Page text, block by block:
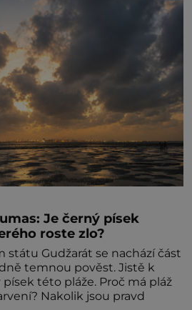
Je černý písek
roste zlo?
státu Gudžarát se nachází část
temnou pověst. Jistě k
této pláže. Proč má pláž
takové netypické zbarvení? Nakolik jsou pravd